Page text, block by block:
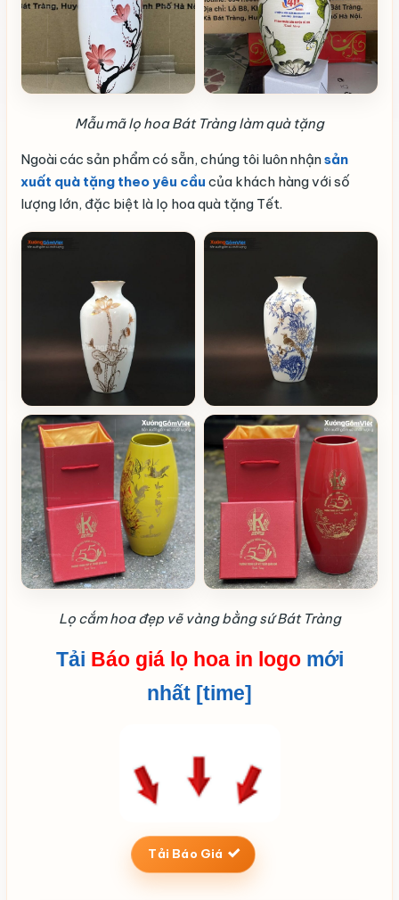
Mẫu mã lọ hoa Bát Tràng làm quà tặng
Ngoài các sản phẩm có sẵn, chúng tôi luôn nhậnsản
xuất quà tặng theo yêu cầu của khách hàng với số
lượng lớn, đặc biệt là lọ hoa quà tặng Tết.
Lọ cắm hoa đẹp vẽ vàng bằng sứ Bát Tràng
Tải Báo giá lọ hoa in logo mới
nhất [time]
Tải Báo Giá